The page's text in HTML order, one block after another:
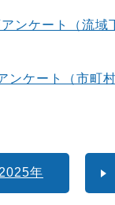
ンケート（流域
ンケート（市町
2025年